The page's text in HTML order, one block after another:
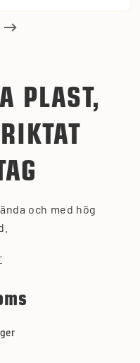
PLAST,
och med hög